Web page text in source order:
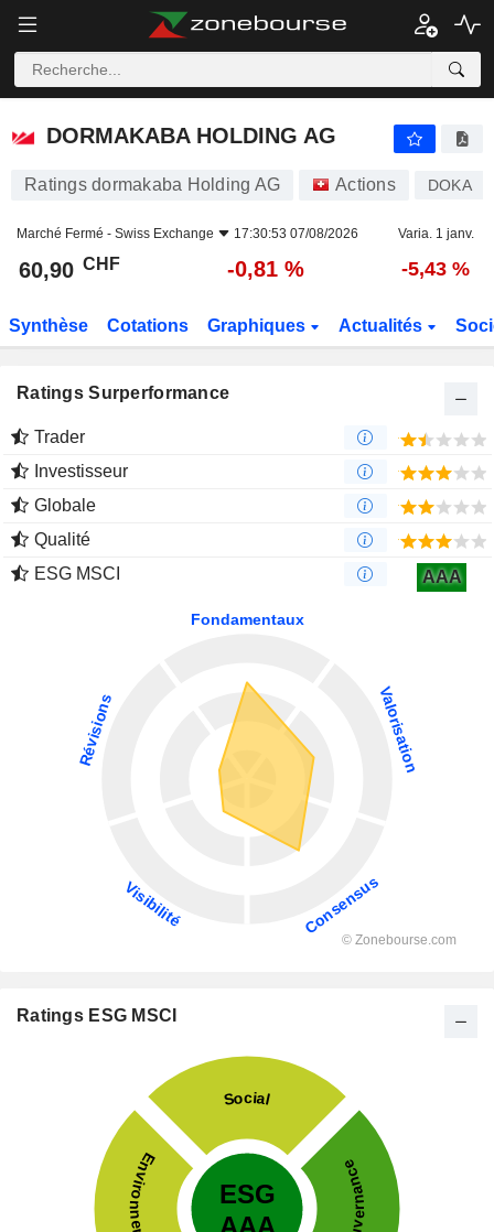
DORMAKABA HOLDING AG
Ratings dormakaba Holding AG Actions DOKA
Marché Fermé - Swiss Exchange 17:30:53 07/08/2026 Varia. 1 janv.
60,90 CHF -0,81 % -5,43 %
Synthèse Cotations Graphiques Actualités
Ratings Surperformance
Trader
Investisseur
Globale
Qualité
ESG MSCI
AAA
Ratings ESG MSCI